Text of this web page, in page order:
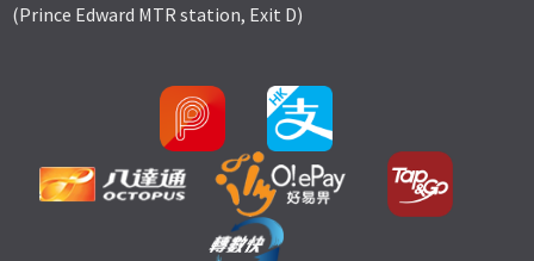
(Prince Edward MTR station, Exit D)